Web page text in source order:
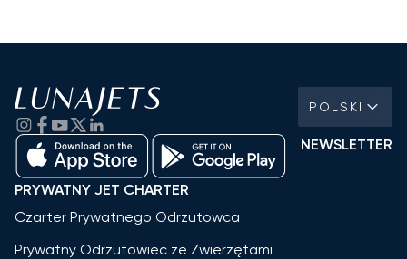
POLSKI
NEWSLETTER
PRYWATNY JET CHARTER
Czarter Prywatnego Odrzutowca
Prywatny Odrzutowiec ze Zwierzętami